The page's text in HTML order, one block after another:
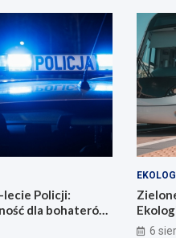
lecie Policji:
dla bohaterów
6